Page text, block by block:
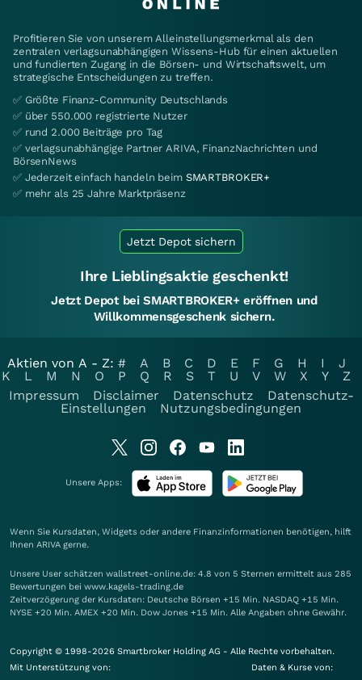
Profitieren Sie von unserem Alleinstellungsmerkmal als den
zentralen verlagsunabhängigen Wissens-Hub für einen aktuellen
und fundierten Zugang in die Börsen- und Wirtschaftswelt, um
strategische Entscheidungen zu treffen.
✅ Größte Finanz-Community Deutschlands
✅ über 550.000 registrierte Nutzer
✅ rund 2.000 Beiträge pro Tag
✅ verlagsunabhängige Partner ARIVA, FinanzNachrichten und
BörsenNews
✅ Jederzeit einfach handeln beim SMARTBROKER+
✅ mehr als 25 Jahre Marktpräsenz
Jetzt Depot sichern
Ihre Lieblingsaktie geschenkt!
Jetzt Depot bei SMARTBROKER+ eröffnen und
Willkommensgeschenk sichern.
Aktien von A - Z: # A B C D E F G H I
J
K
L M N O P Q R S T U V W X Y
Z
Impressum
Disclaimer Datenschutz
Datenschutz-
Einstellungen
Nutzungsbedingungen
Unsere Apps:
Wenn Sie Kursdaten, Widgets oder andere Finanzinformationen benötigen, hilft
Ihnen ARIVA gerne.
Unsere User schätzen wallstreet-online.de: 4.8 von 5 Sternen ermittelt aus 285
Bewertungen bei www.kagels-trading.de
Zeitverzögerung der Kursdaten: Deutsche Börsen +15 Min. NASDAQ +15 Min.
NYSE +20 Min. AMEX +20 Min. Dow Jones +15 Min. Alle Angaben ohne Gewähr.
Copyright © 1998-2026 Smartbroker Holding AG - Alle Rechte vorbehalten.
Mit Unterstützung von:
Daten & Kurse von: